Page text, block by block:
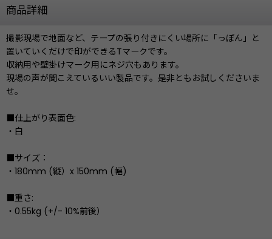
商品詳細
撮影現場で地面など、テープの張り付きにくい場所に「っぽん」と
置いていくだけで印ができるTマークです。
収納用や壁掛けマーク用にネジ穴もあります。
現場の声が聞こえているいい製品です。是非ともお試しくださいま
せ。
■仕上がり表面色:
・白
■サイズ：
・180mm (縦）x 150mm (幅)
■重さ:
・0.55kg (+/- 10%前後）